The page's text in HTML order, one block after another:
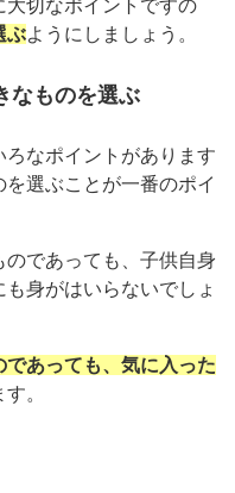
切なポイントですの
ぶようにしましょう。
なものを選ぶ
なポイントがあります
選ぶことが一番のポイ
であっても、子供自身
身がはいらないでしょ
あっても、気に入った
す。